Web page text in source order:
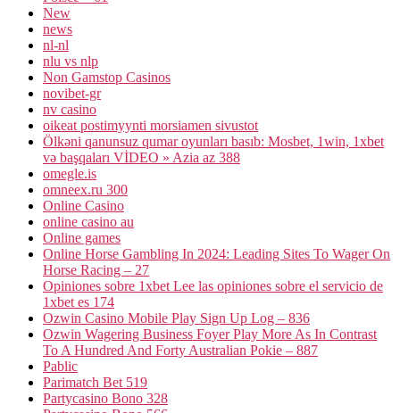
New
news
nl-nl
nlu vs nlp
Non Gamstop Casinos
novibet-gr
nv casino
oikeat postimyynti morsiamen sivustot
Ölkəni qanunsuz qumar oyunları basıb: Mosbet, 1win, 1xbet
və başqaları VİDEO » Azia az 388
omegle.is
omneex.ru 300
Online Casino
online casino au
Online games
Online Horse Gambling In 2024: Leading Sites To Wager On
Horse Racing – 27
Opiniones sobre 1xbet Lee las opiniones sobre el servicio de
1xbet es 174
Ozwin Casino Mobile Play Sign Up Log – 836
Ozwin Wagering Business Foyer Play More As In Contrast
To A Hundred And Forty Australian Pokie – 887
Pablic
Parimatch Bet 519
Partycasino Bono 328